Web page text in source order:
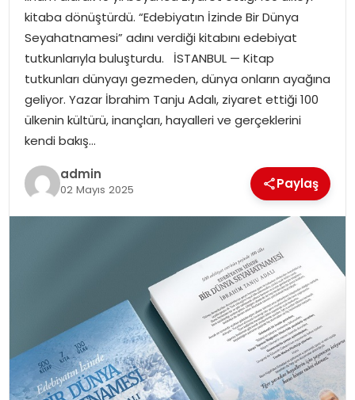
EKONOMI
MAGAZIN
DÜNYA
OTOMOBIL
kitaba dönüştürdü. “Edebiyatın İzinde Bir Dünya
Seyahatnamesi” adını verdiği kitabını edebiyat
tutkunlarıyla buluşturdu. İSTANBUL — Kitap
tutkunları dünyayı gezmeden, dünya onların ayağına
geliyor. Yazar İbrahim Tanju Adalı, ziyaret ettiği 100
ülkenin kültürü, inançları, hayalleri ve gerçeklerini
kendi bakış…
admin
02 Mayıs 2025 Paylaş